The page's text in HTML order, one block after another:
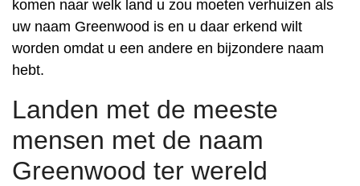
komen naar welk land u zou moeten verhuizen als
uw naam Greenwood is en u daar erkend wilt
worden omdat u een andere en bijzondere naam
hebt.
Landen met de meeste
mensen met de naam
Greenwood ter wereld